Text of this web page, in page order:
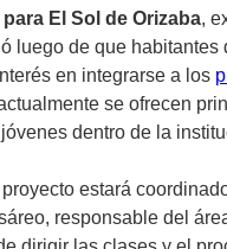
El Sol de Orizaba,
luego de que habitantes
en integrarse a los
se ofrecen
dentro de la
estará
responsable del